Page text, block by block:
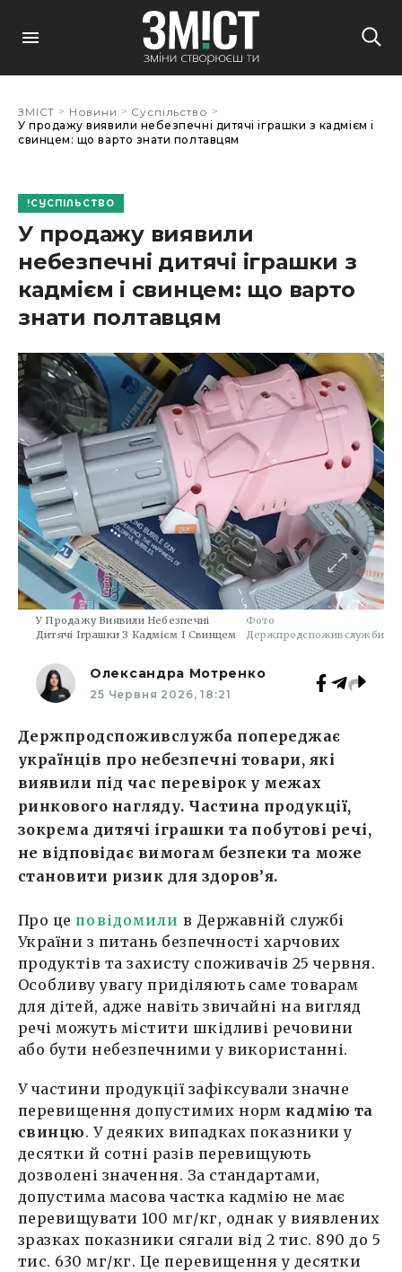
ЗМІСТ > Новини > Суспільство >
У продажу виявили небезпечні дитячі іграшки з кадмієм і
свинцем: що варто знати полтавцям
СУСПІЛЬСТВО
У продажу виявили
небезпечні дитячі іграшки з
кадмієм і свинцем: що варто
знати полтавцям
У Продажу Виявили Небезпечні
Дитячі Іграшки З Кадмієм І Свинцем
Фото
Держпродспоживслужби
Олександра Мотренко
25 Червня 2026, 18:21
Держпродспоживслужба попереджає
українців про небезпечні товари, які
виявили під час перевірок у межах
ринкового нагляду. Частина продукції,
зокрема дитячі іграшки та побутові речі,
не відповідає вимогам безпеки та може
становити ризик для здоров’я.
Про цеповідомили в Державній службі
України з питань безпечності харчових
продуктів та захисту споживачів 25 червня.
Особливу увагу приділяють саме товарам
для дітей, адже навіть звичайні на вигляд
речі можуть містити шкідливі речовини
або бути небезпечними у використанні.
У частини продукції зафіксували значне
перевищення допустимих норм кадмію та
свинцю. У деяких випадках показники у
десятки й сотні разів перевищують
дозволені значення. За стандартами,
допустима масова частка кадмію не має
перевищувати 100 мг/кг, однак у виявлених
зразках показники сягали від 2 тис. 890 до 5
тис. 630 мг/кг. Це перевищення у десятки